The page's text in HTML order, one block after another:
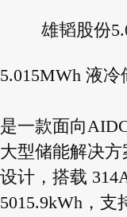
雄韬股份
5.015MWh 液
是一款面向
大型储能解决
设计，搭载
5015.9kWh，支